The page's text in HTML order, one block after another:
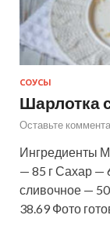
СОУСЫ
Шарлотка
Оставьте
Ингредиенты
— 85 г Сахар —
сливочное —
38.69 Фото